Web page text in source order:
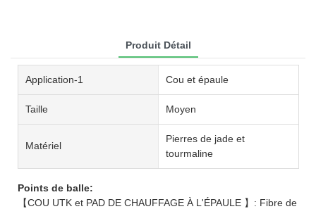
Produit Détail
Application-1 Cou et épaule
Taille Moyen
Matériel
Pierres de jade et
tourmaline
Points de balle:
【COU UTK et PAD DE CHAUFFAGE À L'ÉPAULE 】: Fibre de